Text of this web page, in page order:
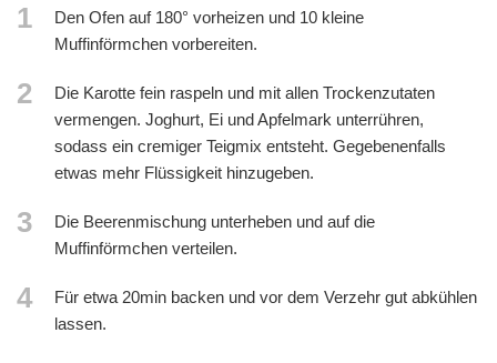
1
Den Ofen auf 180° vorheizen und 10 kleine
Muffinförmchen vorbereiten.
2
Die Karotte fein raspeln und mit allen Trockenzutaten
vermengen. Joghurt, Ei und Apfelmark unterrühren,
sodass ein cremiger Teigmix entsteht. Gegebenenfalls
etwas mehr Flüssigkeit hinzugeben.
3
Die Beerenmischung unterheben und auf die
Muffinförmchen verteilen.
4
Für etwa 20min backen und vor dem Verzehr gut abkühlen
lassen.